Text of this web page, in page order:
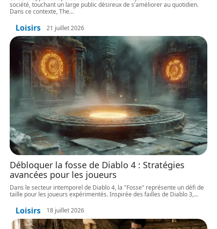
société, touchant un large public désireux de s'améliorer au quotidien.
Dans ce contexte, The…
Loisirs 21 juillet 2026
Débloquer la fosse de Diablo 4 : Stratégies
avancées pour les joueurs
Dans le secteur intemporel de Diablo 4, la "Fosse" représente un défi de
taille pour les joueurs expérimentés. Inspirée des failles de Diablo 3,…
Loisirs 18 juillet 2026